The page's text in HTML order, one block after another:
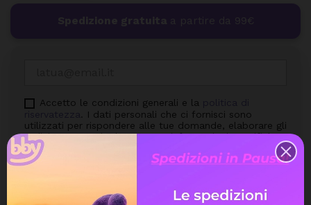
Accetto le condizioni generali e la
. I dati personali che ci fornisci sono
utilizzati per rispondere alle tue domande, elaborare gli
ordini o consentire l'accesso a informazioni specifiche.
Hai il diritto di modificare e cancellare tutte le
informazioni personali che si trovano nella pagina "Il
mio Account".